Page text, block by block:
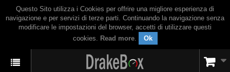
Questo Sito utilizza i Cookies per offrire una migliore esperienza di
navigazione e per servizi di terze parti. Continuando la navigazione senza
modificare le impostazioni del browser, accetti di utilizzare questi
cookies. Read more. Ok